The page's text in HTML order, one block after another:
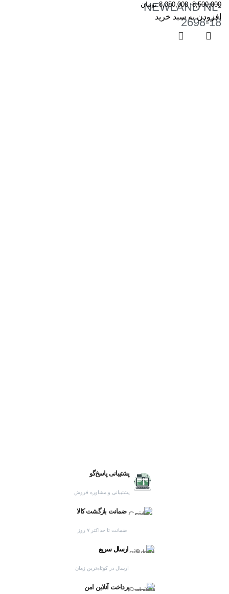
NEWLAND NL-
2698-18
8,500,000
8,350,000 تومان
افزودن به سبد خرید
پرداخت آنلاین امن
ارسال سریع
ارسال در کوتاه‌ترین زمان
ضمانت بازگشت کالا
ضمانت تا حداکثر ۷ روز
پشتیبانی پاسخ‌گو
پشتیبانی و مشاوره فروش